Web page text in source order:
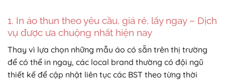
1. In áo thun theo yêu cầu, giá rẻ, lấy ngay – Dịch
vụ được ưa chuộng nhất hiện nay
Thay vì lựa chọn những mẫu áo có sẵn trên thị trường
để có thể in ngay, các local brand thường có đội ngũ
thiết kế để cập nhật liên tục các BST theo từng thời